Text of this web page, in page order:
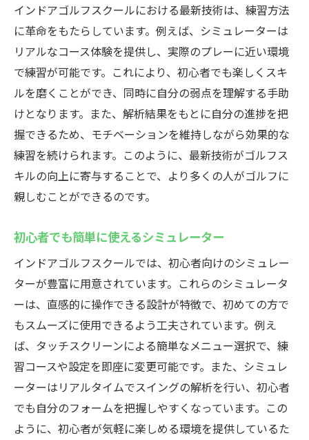
インドアゴルフスクールにおける最新技術は、練習方法
に革命をもたらしています。例えば、シミュレーターは
リアルなコース体験を提供し、実際のプレーに近い環境
で練習が可能です。これにより、初心者でも楽しくスキ
ルを磨くことができ、同時に自分の弱点を理解する手助
けとなります。また、解析結果をもとに自分の進捗を把
握できるため、モチベーションを維持しながら効果的な
練習を続けられます。このように、最新技術がゴルフス
キルの向上に寄与することで、より多くの人がゴルフに
親しむことができるのです。
初心者でも簡単に使えるシミュレーター
インドアゴルフスクールでは、初心者向けのシミュレー
ターが豊富に用意されています。これらのシミュレータ
ーは、直感的に操作できる設計が特徴で、初めての方で
もスムーズに使用できるよう工夫されています。例え
ば、タッチスクリーンによる簡単なメニュー選択で、練
習コースや設定を即座に変更可能です。また、シミュレ
ーターはリアルタイムでスイングの解析を行い、初心者
でも自分のフォームを把握しやすくなっています。この
ように、初心者が気軽に楽しめる環境を提供しているた